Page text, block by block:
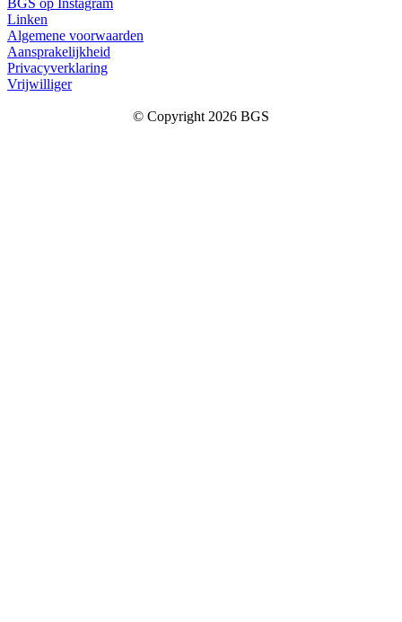
BGS op Instagram
Linken
Algemene voorwaarden
Aansprakelijkheid
Privacyverklaring
Vrijwilliger
© Copyright 2026 BGS